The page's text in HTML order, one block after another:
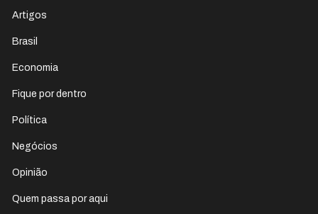
Artigos
Brasil
Economia
Fique por dentro
Política
Negócios
Opinião
Quem passa por aqui